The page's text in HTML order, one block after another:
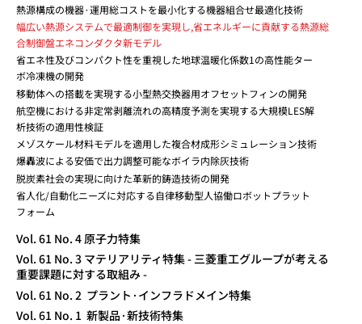
熱源構成の機器·運用総コストを最小化する機器組合せ最適化技術
幅広い熱源システムで最適制御を実現し,省エネルギーに貢献する熱源総
合制御盤エネコンダクタ新モデル
省エネ性及びコンパクト性を重視した地球温暖化係数1の高性能ター
ボ冷凍機の開発
移動体への搭載を実現する小型熱交換器用オフセットフィンの開発
航空機における非定常剥離流れの高精度予測を実現する大規模LES解
析技術の適用性検証
メゾスケール材料モデルを適用した複合材成形シミュレーション技術
爆轟波による安価で出力調整可能なボイラ内除灰技術
脱炭素社会の実現に向けた革新的鋳造技術の開発
省人化/自動化ニーズに対応する自律移動型人協働ロボットプラット
フォーム
Vol. 61 No. 4 原子力特集
Vol. 61 No. 3 マテリアリティ特集 - 三菱重工グループが考える
重要課題に対する取組み -
Vol. 61 No. 2 プラント·インフラドメイン特集
Vol. 61 No. 1 新製品·新技術特集